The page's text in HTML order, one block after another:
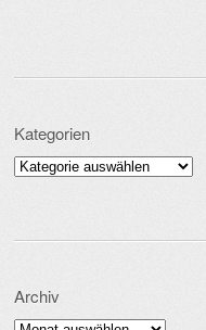
Kategorien
Kategorien
Archiv